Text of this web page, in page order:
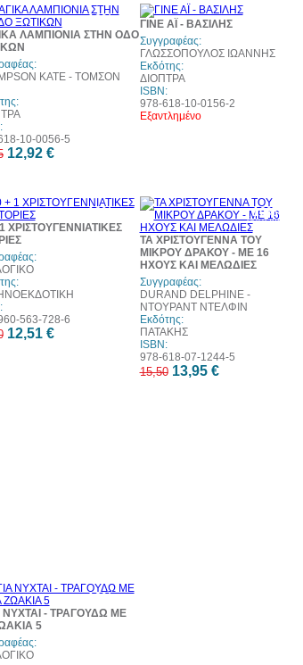
10%
ΛΑΜΠΙΟΝΙΑ ΣΤΗΝ ΟΔΟ
KATE - ΤΟΜΣΟΝ
10-0056-5
12,92 €
ΓΙΝΕ ΑΪ - ΒΑΣΙΛΗΣ
Συγγραφέας:
ΓΛΩΣΣΟΠΟΥΛΟΣ ΙΩΑΝΝΗΣ
Εκδότης:
ΔΙΟΠΤΡΑ
ISBN:
978-618-10-0156-2
Εξαντλημένο
10%
ΧΡΙΣΤΟΥΓΕΝΝΙΑΤΙΚΕΣ
563-728-6
12,51 €
10%
έκπτωση
ΤΑ ΧΡΙΣΤΟΥΓΕΝΝΑ ΤΟΥ
ΜΙΚΡΟΥ ΔΡΑΚΟΥ - ΜΕ 16
ΗΧΟΥΣ ΚΑΙ ΜΕΛΩΔΙΕΣ
Συγγραφέας:
DURAND DELPHINE -
ΝΤΟΥΡΑΝΤ ΝΤΕΛΦΙΝ
Εκδότης:
ΠΑΤΑΚΗΣ
ISBN:
978-618-07-1244-5
15,50 13,95 €
10%
ΝΥΧΤΑΙ - ΤΡΑΓΟΥΔΩ ΜΕ
5